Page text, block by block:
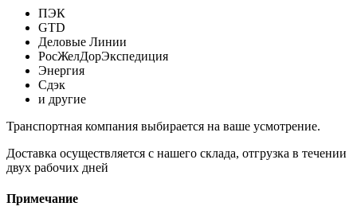
ПЭК
GTD
Деловые Линии
РосЖелДорЭкспедиция
Энергия
Сдэк
и другие
Транспортная компания выбирается на ваше усмотрение.
Доставка осуществляется с нашего склада, отгрузка в течении
двух рабочих дней
Примечание